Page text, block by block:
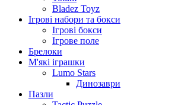
Bladez Toyz
Ігрові набори та бокси
Ігрові бокси
Ігрове поле
Брелоки
М'які іграшки
Lumo Stars
Динозаври
Пазли